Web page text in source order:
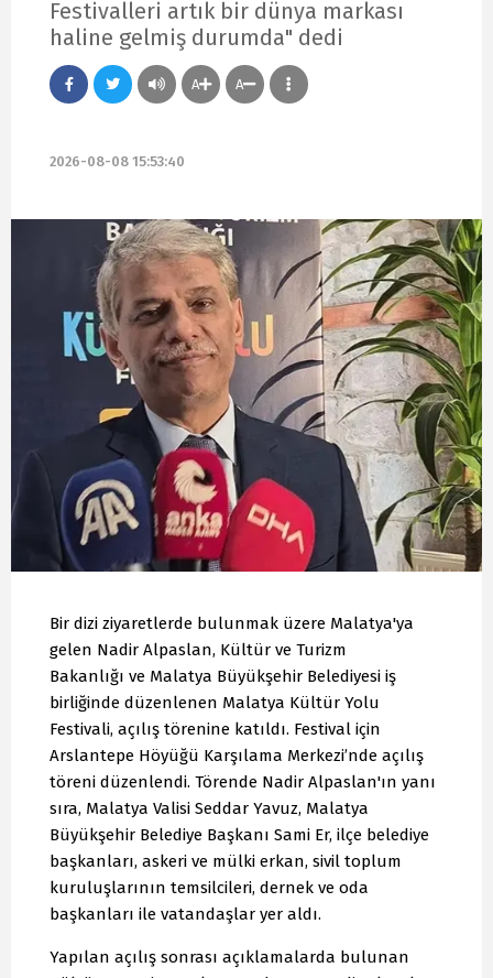
Festivalleri artık bir dünya markası
haline gelmiş durumda" dedi
A A
2026-08-08 15:53:40
Bir dizi ziyaretlerde bulunmak üzere Malatya'ya
gelen Nadir Alpaslan, Kültür ve Turizm
Bakanlığı ve Malatya Büyükşehir Belediyesi iş
birliğinde düzenlenen Malatya Kültür Yolu
Festivali, açılış törenine katıldı. Festival için
Arslantepe Höyüğü Karşılama Merkezi’nde açılış
töreni düzenlendi. Törende Nadir Alpaslan'ın yanı
sıra, Malatya Valisi Seddar Yavuz, Malatya
Büyükşehir Belediye Başkanı Sami Er, ilçe belediye
başkanları, askeri ve mülki erkan, sivil toplum
kuruluşlarının temsilcileri, dernek ve oda
başkanları ile vatandaşlar yer aldı.
Yapılan açılış sonrası açıklamalarda bulunan